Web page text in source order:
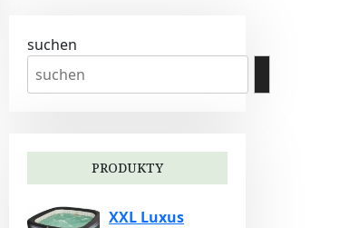
suchen
PRODUKTY
XXL Luxus